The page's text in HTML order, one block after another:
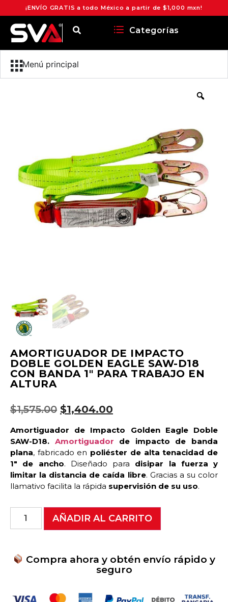
¡ENVÍO GRATIS a todo México a partir de $1,000 mxn!
Categorías
Menú principal
AMORTIGUADOR DE IMPACTO
DOBLE GOLDEN EAGLE SAW-D18
CON BANDA 1" PARA TRABAJO EN
ALTURA
$1,575.00 $1,404.00
Amortiguador de Impacto Golden Eagle Doble
SAW-D18. Amortiguador de impacto de banda
plana, fabricado en poliéster de alta tenacidad de
1″ de ancho. Diseñado para disipar la fuerza y
limitar la distancia de caída libre. Gracias a su color
llamativo facilita la rápida supervisión de su uso.
AÑADIR AL CARRITO
Compra ahora y obtén envío rápido y
seguro